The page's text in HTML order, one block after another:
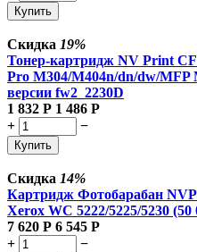
Купить
Скидка 19%
Тонер-картридж NV Print
Pro M304/M404n/dn/dw/MFP
версии fw2_2230D
1 832 Р 1 486 Р
+
−
Купить
Скидка 14%
Картридж Фотобарабан
Xerox WC 5222/5225/5230 (50
7 620 Р 6 545 Р
+
−